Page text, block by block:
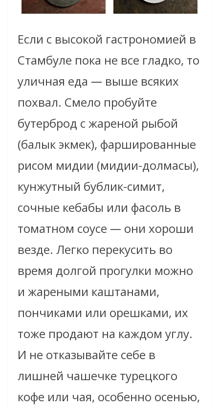
Если с высокой гастрономией в
Стамбуле пока не все гладко, то
уличная еда — выше всяких
похвал. Смело пробуйте
бутерброд с жареной рыбой
(балык экмек), фаршированные
рисом мидии (мидии-долмасы),
кунжутный бублик-симит,
сочные кебабы или фасоль в
томатном соусе — они хороши
везде. Легко перекусить во
время долгой прогулки можно
и жареными каштанами,
пончиками или орешками, их
тоже продают на каждом углу.
И не отказывайте себе в
лишней чашечке турецкого
кофе или чая, особенно осенью,